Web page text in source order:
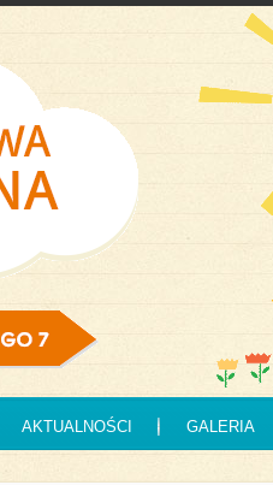
AKTUALNOŚCI GALERIA